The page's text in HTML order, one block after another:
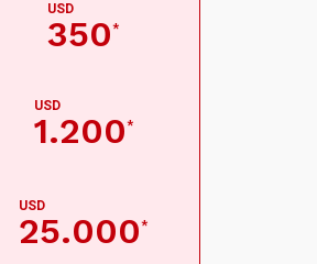
USD
350*
USD
1.200*
USD
25.000*